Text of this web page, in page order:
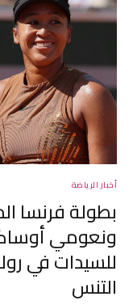
أخبار الرياضة
بطولة فرنسا
ونعومي
التنس